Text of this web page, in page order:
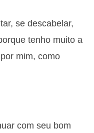
se descabelar,
tenho muito a
mim, como
com seu bom